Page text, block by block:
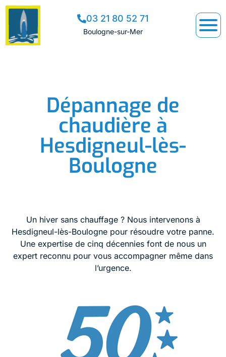
03 21 80 52 71
Boulogne-sur-Mer
Dépannage de
chaudière à
Hesdigneul-lès-
Boulogne
Un hiver sans chauffage ? Nous intervenons à
Hesdigneul-lès-Boulogne pour résoudre votre panne.
Une expertise de cinq décennies font de nous un
expert reconnu pour vous accompagner même dans
l’urgence.